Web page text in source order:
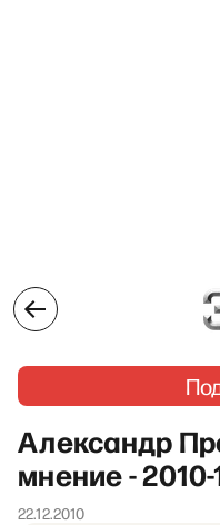
Александр
мнение - 2010-
22.12.2010